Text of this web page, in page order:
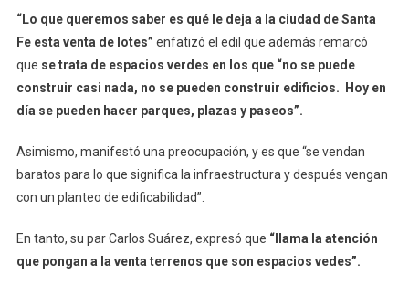
“Lo que queremos saber es qué le deja a la ciudad de Santa
Fe esta venta de lotes” enfatizó el edil que además remarcó
que se trata de espacios verdes en los que “no se puede
construir casi nada, no se pueden construir edificios. Hoy en
día se pueden hacer parques, plazas y paseos”.
Asimismo, manifestó una preocupación, y es que “se vendan
baratos para lo que significa la infraestructura y después vengan
con un planteo de edificabilidad”.
En tanto, su par Carlos Suárez, expresó que “llama la atención
que pongan a la venta terrenos que son espacios vedes”.